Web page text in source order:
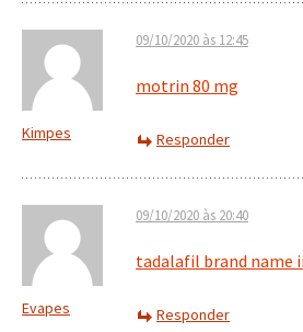
Kimpes
09/10/2020 às 12:45
motrin 80 mg
Responder
Evapes
09/10/2020 às 20:40
tadalafil brand name
Responder